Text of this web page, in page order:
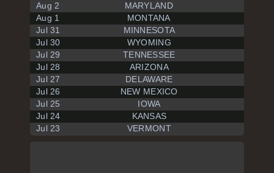
Aug 2
MARYLAND
Aug 1
MONTANA
Jul 31
MINNESOTA
Jul 30
WYOMING
Jul 29
TENNESSEE
Jul 28
ARIZONA
Jul 27
DELAWARE
Jul 26
NEW MEXICO
Jul 25
IOWA
Jul 24
KANSAS
Jul 23
VERMONT